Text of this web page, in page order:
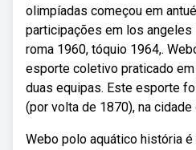
olimpíadas começou em
participações em los angeles
roma 1960, tóquio 1964,.
esporte coletivo praticado
duas equipas. Este esporte
(por volta de 1870), na cidade
Webo polo aquático história